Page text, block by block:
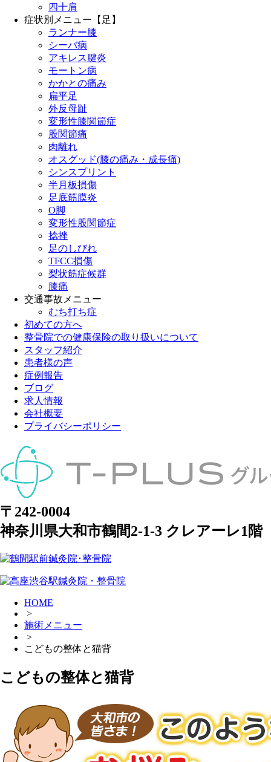
四十肩
症状別メニュー【足】
ランナー膝
シーバ病
アキレス腱炎
モートン病
かかとの痛み
扁平足
外反母趾
変形性膝関節症
股関節痛
肉離れ
オスグッド(膝の痛み・成長痛)
シンスプリント
半月板損傷
足底筋膜炎
O脚
変形性股関節症
捻挫
足のしびれ
TFCC損傷
梨状筋症候群
膝痛
交通事故メニュー
むち打ち症
初めての方へ
整骨院での健康保険の取り扱いについて
スタッフ紹介
患者様の声
症例報告
ブログ
求人情報
会社概要
プライバシーポリシー
〒242-0004
神奈川県大和市鶴間2-1-3 クレアーレ1階
HOME
>
施術メニュー
>
こどもの整体と猫背
こどもの整体と猫背